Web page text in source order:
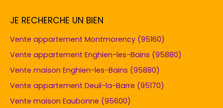
JE RECHERCHE UN BIEN
Vente appartement Montmorency (95160)
Vente appartement Enghien-les-Bains (95880)
Vente maison Enghien-les-Bains (95880)
Vente appartement Deuil-la-Barre (95170)
Vente maison Eaubonne (95600)